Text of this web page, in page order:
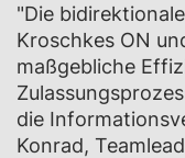
"Die
Kroschkes ON
maßgebliche
die
Konrad,